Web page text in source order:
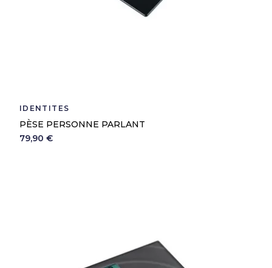
IDENTITÉS
PÈSE PERSONNE PARLANT
79,90 €